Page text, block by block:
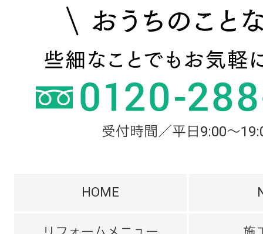
受付時間／平日9:00～
HOME